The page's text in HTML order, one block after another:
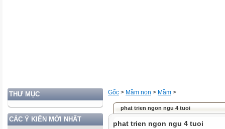
THƯ MỤC
CÁC Ý KIẾN MỚI NHẤT
Gốc > Mầm non > Mầm >
phat trien ngon ngu 4 tuoi
phat trien ngon ngu 4 tuoi